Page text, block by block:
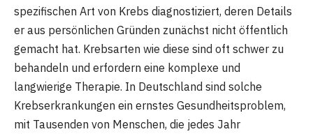
spezifischen Art von Krebs diagnostiziert, deren Details
er aus persönlichen Gründen zunächst nicht öffentlich
gemacht hat. Krebsarten wie diese sind oft schwer zu
behandeln und erfordern eine komplexe und
langwierige Therapie. In Deutschland sind solche
Krebserkrankungen ein ernstes Gesundheitsproblem,
mit Tausenden von Menschen, die jedes Jahr